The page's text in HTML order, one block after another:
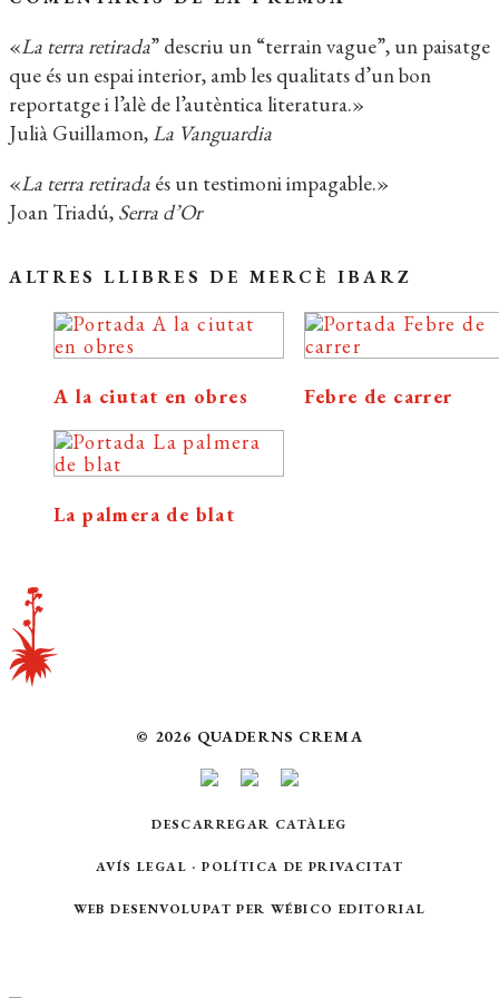
«La terra retirada” descriu un “terrain vague”, un paisatge
que és un espai interior, amb les qualitats d’un bon
reportatge i l’alè de l’autèntica literatura.»
Julià Guillamon,La Vanguardia
«La terra retirada és un testimoni impagable.»
Joan Triadú, Serra d’Or
ALTRES LLIBRES DE MERCÈ IBARZ
A la ciutat en obres Febre de carrer
La palmera de blat
© 2026 QUADERNS CREMA
DESCARREGAR CATÀLEG
AVÍS LEGAL ·POLÍTICA DE PRIVACITAT
WEB DESENVOLUPAT PER WÉBICO EDITORIAL